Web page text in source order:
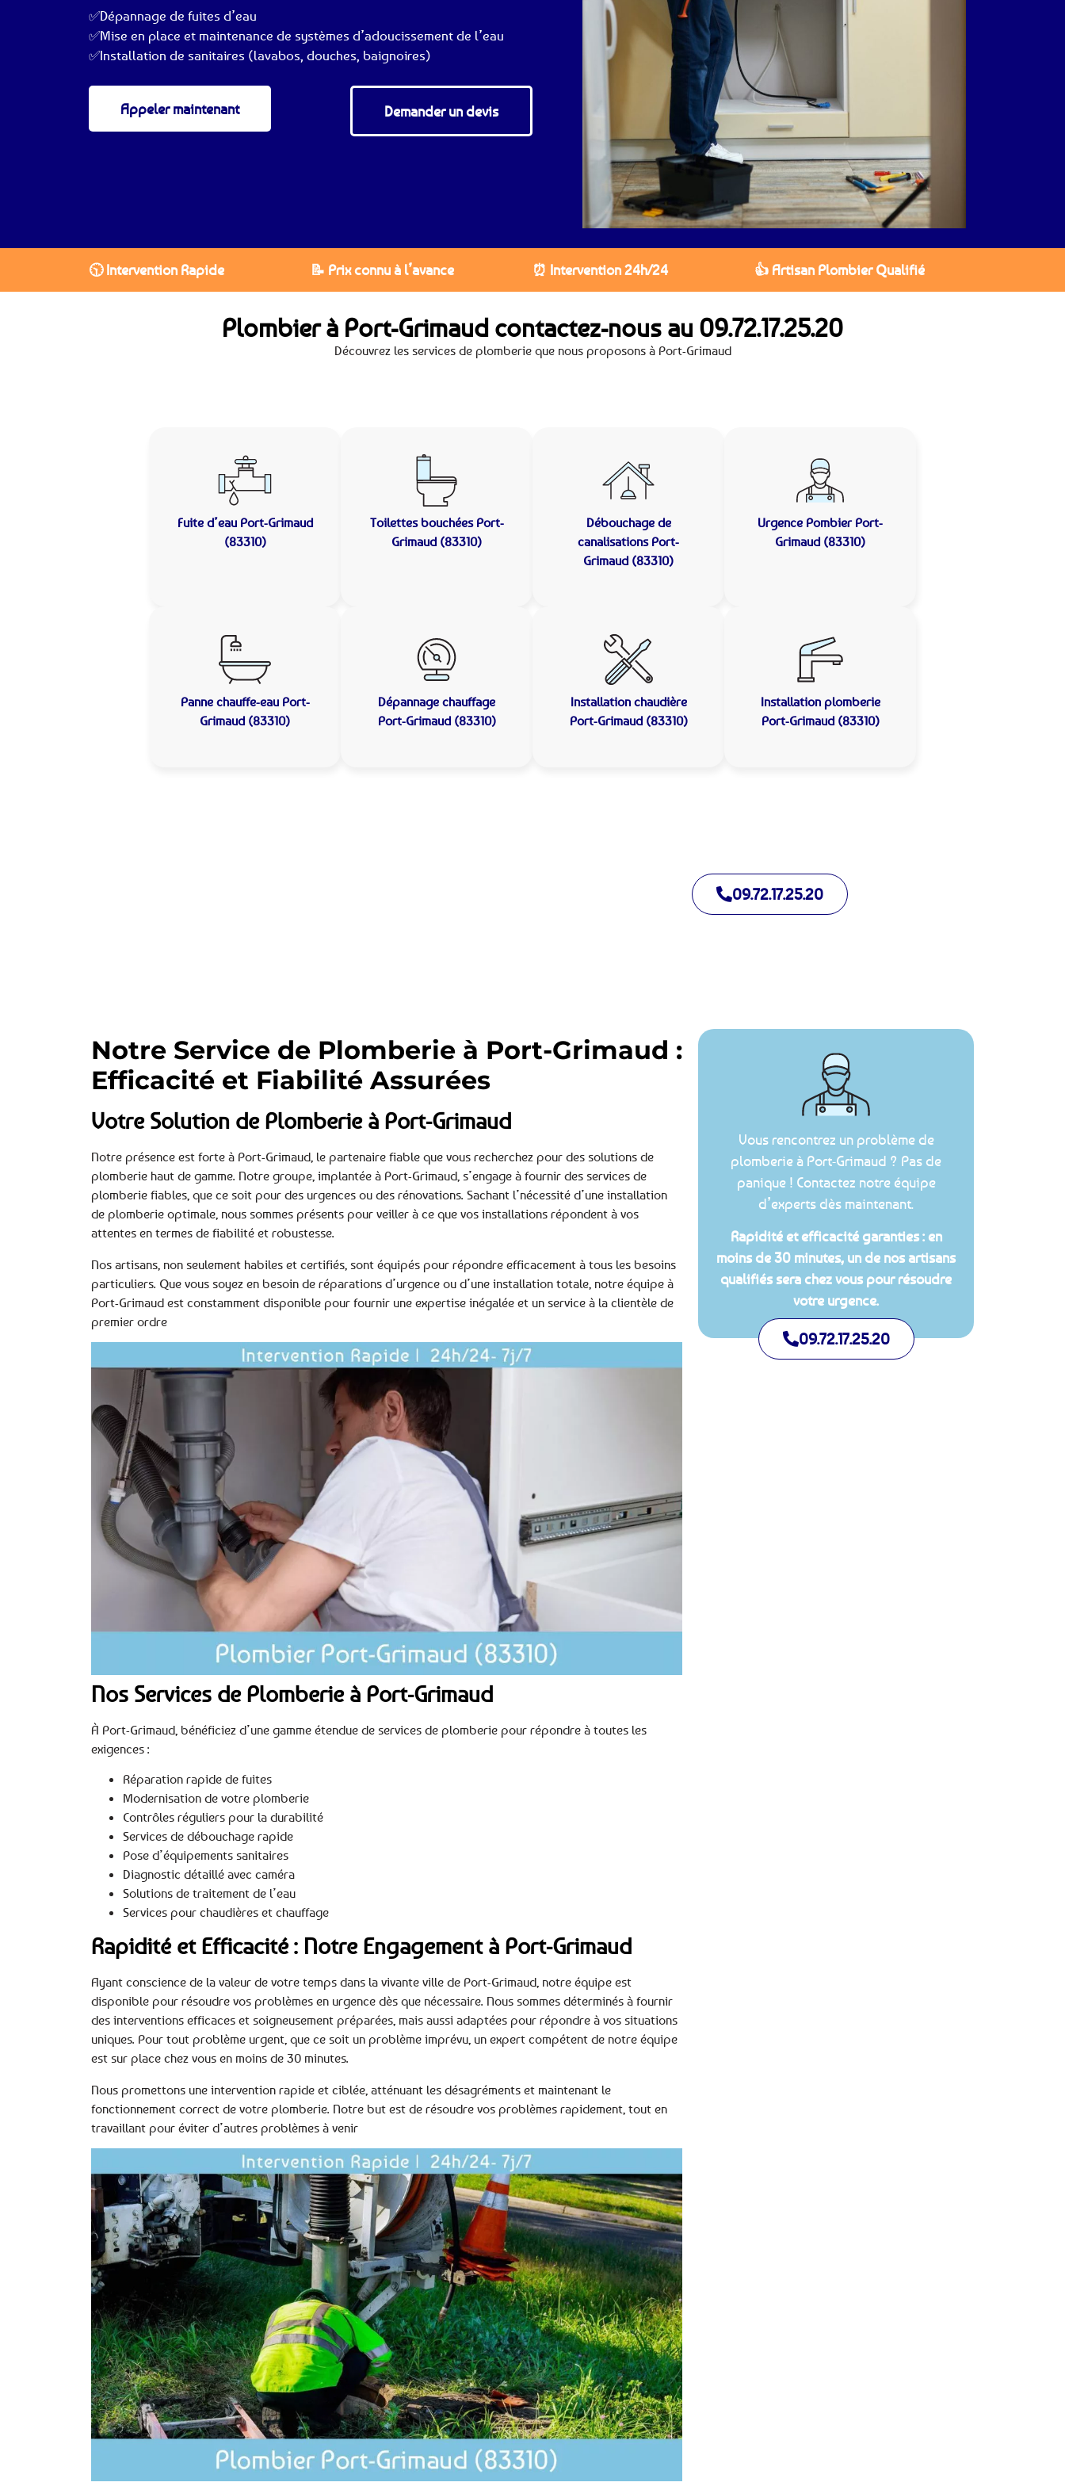
✅Dépannage de fuites d’eau
✅Mise en place et maintenance de systèmes d’adoucissement de l’eau
✅Installation de sanitaires (lavabos, douches, baignoires)
Appeler maintenant Demander un devis
🕥 Intervention Rapide 📝 Prix connu à l’avance ⏰ Intervention 24h/24 👍 Artisan Plombier Qualifié
Plombier à Port-Grimaud contactez-nous au 09.72.17.25.20
Découvrez les services de plomberie que nous proposons à Port-Grimaud
Fuite d’eau Port-Grimaud
(83310)
Toilettes bouchées Port-
Grimaud (83310)
Débouchage de
canalisations Port-
Grimaud (83310)
Urgence Pombier Port-
Grimaud (83310)
Panne chauffe-eau Port-
Grimaud (83310)
Dépannage chauffage
Port-Grimaud (83310)
Installation chaudière
Port-Grimaud (83310)
Installation plomberie
Port-Grimaud (83310)
09.72.17.25.20
Notre Service de Plomberie à Port-Grimaud :
Efficacité et Fiabilité Assurées
Votre Solution de Plomberie à Port-Grimaud
Notre présence est forte à Port-Grimaud, le partenaire fiable que vous recherchez pour des solutions de
plomberie haut de gamme. Notre groupe, implantée à Port-Grimaud, s’engage à fournir des services de
plomberie fiables, que ce soit pour des urgences ou des rénovations. Sachant l’nécessité d’une installation
de plomberie optimale, nous sommes présents pour veiller à ce que vos installations répondent à vos
attentes en termes de fiabilité et robustesse.
Nos artisans, non seulement habiles et certifiés, sont équipés pour répondre efficacement à tous les besoins
particuliers. Que vous soyez en besoin de réparations d’urgence ou d’une installation totale, notre équipe à
Port-Grimaud est constamment disponible pour fournir une expertise inégalée et un service à la clientèle de
premier ordre
Nos Services de Plomberie à Port-Grimaud
À Port-Grimaud, bénéficiez d’une gamme étendue de services de plomberie pour répondre à toutes les
exigences :
Réparation rapide de fuites
Modernisation de votre plomberie
Contrôles réguliers pour la durabilité
Services de débouchage rapide
Pose d’équipements sanitaires
Diagnostic détaillé avec caméra
Solutions de traitement de l’eau
Services pour chaudières et chauffage
Rapidité et Efficacité : Notre Engagement à Port-Grimaud
Ayant conscience de la valeur de votre temps dans la vivante ville de Port-Grimaud, notre équipe est
disponible pour résoudre vos problèmes en urgence dès que nécessaire. Nous sommes déterminés à fournir
des interventions efficaces et soigneusement préparées, mais aussi adaptées pour répondre à vos situations
uniques. Pour tout problème urgent, que ce soit un problème imprévu, un expert compétent de notre équipe
est sur place chez vous en moins de 30 minutes.
Nous promettons une intervention rapide et ciblée, atténuant les désagréments et maintenant le
fonctionnement correct de votre plomberie. Notre but est de résoudre vos problèmes rapidement, tout en
travaillant pour éviter d’autres problèmes à venir
Vous rencontrez un problème de
plomberie à Port-Grimaud ? Pas de
panique ! Contactez notre équipe
d’experts dès maintenant.
Rapidité et efficacité garanties : en
moins de 30 minutes, un de nos artisans
qualifiés sera chez vous pour résoudre
votre urgence.
09.72.17.25.20